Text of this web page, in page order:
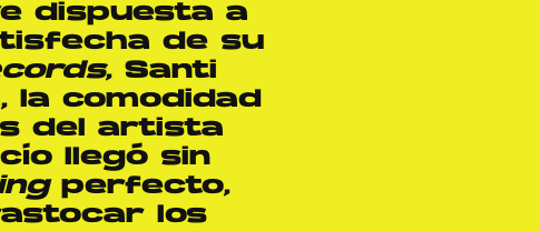
dispuesta a
de su
, Santi
la comodidad
del artista
llegó sin
perfecto,
los